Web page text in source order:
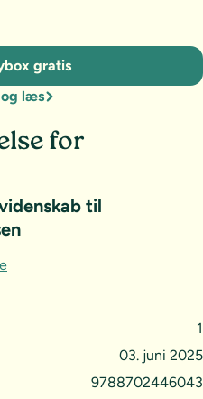
1
03. juni 2025
9788702446043
for
til
gratis
læs